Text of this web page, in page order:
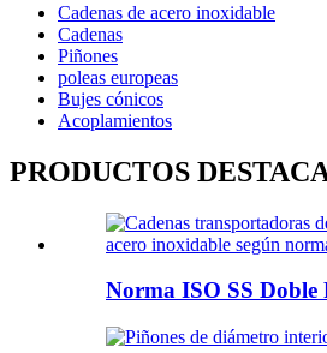
Cadenas de acero inoxidable
Cadenas
Piñones
poleas europeas
Bujes cónicos
Acoplamientos
PRODUCTOS
Norma ISO SS Doble